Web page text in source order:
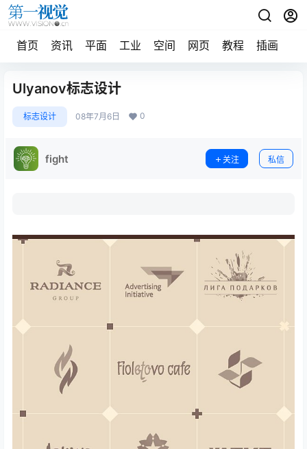
首页 资讯 平面 工业 空间 网页 教程 插画
Ulyanov标志设计
标志设计 08年7月6日 0
fight 关注 私信